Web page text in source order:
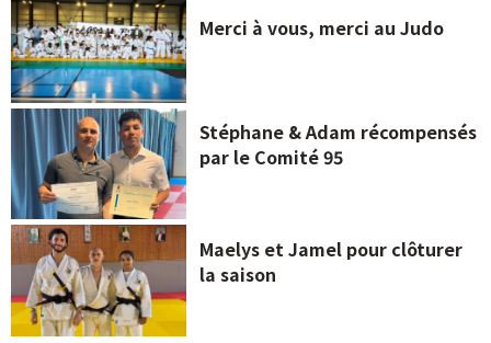
Merci à vous, merci au Judo
Stéphane & Adam récompensés
par le Comité 95
Maelys et Jamel pour clôturer
la saison